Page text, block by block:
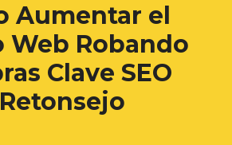
Aumentar el
Web Robando
Clave SEO